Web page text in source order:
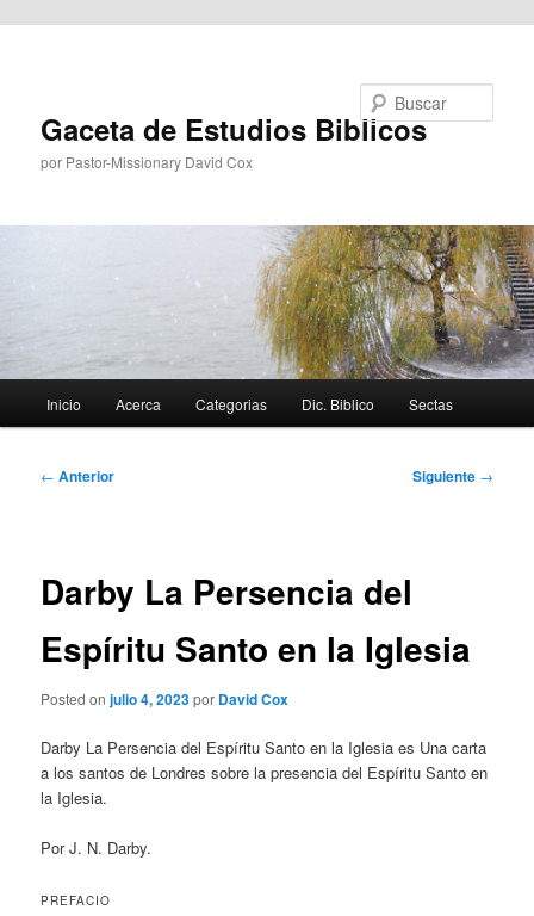
Gaceta de Estudios Biblicos
por Pastor-Missionary David Cox
principal
Inicio Acerca Categorias Dic. Biblico Sectas
Navegación
← Anterior Siguiente →
Darby La Persencia del
Espíritu Santo en la Iglesia
Posted onjulio 4, 2023por David Cox
Darby La Persencia del Espíritu Santo en la Iglesia es Una carta
a los santos de Londres sobre la presencia del Espíritu Santo en
la Iglesia.
Por J. N. Darby.
PREFACIO